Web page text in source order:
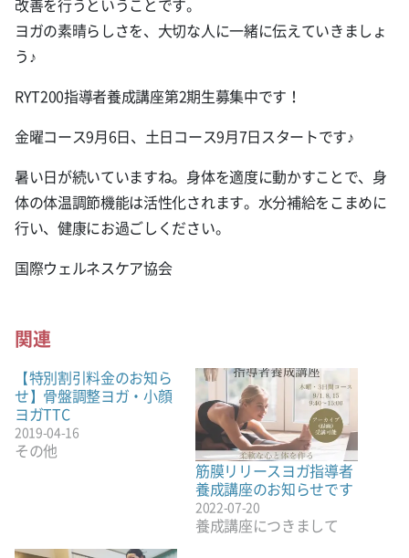
改善を行うということです。
ヨガの素晴らしさを、大切な人に一緒に伝えていきましょ
う♪
RYT200指導者養成講座第2期生募集中です！
金曜コース9月6日、土日コース9月7日スタートです♪
暑い日が続いていますね。身体を適度に動かすことで、身
体の体温調節機能は活性化されます。水分補給をこまめに
行い、健康にお過ごしください。
国際ウェルネスケア協会
関連
【特別割引料金のお知ら
せ】骨盤調整ヨガ・小顔
ヨガTTC
2019-04-16
その他
筋膜リリースヨガ指導者
養成講座のお知らせです
2022-07-20
養成講座につきまして